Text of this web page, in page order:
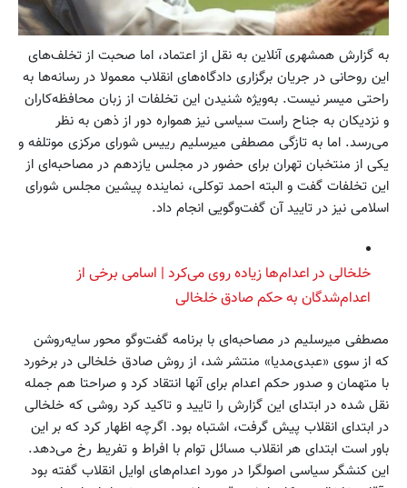
به گزارش همشهری آنلاین به نقل از اعتماد، اما صحبت از تخلف‌های
این روحانی در جریان برگزاری دادگاه‌های انقلاب معمولا در رسانه‌ها به
راحتی میسر نیست. به‌ویژه شنیدن این تخلفات از زبان محافظه‌کاران
و نزدیکان به جناح راست سیاسی نیز همواره دور از ذهن به نظر
می‌رسد. اما به تازگی مصطفی میرسلیم رییس شورای مرکزی موتلفه و
یکی از منتخبان تهران برای حضور در مجلس یازدهم در مصاحبه‌ای از
این تخلفات گفت و البته احمد توکلی، نماینده پیشین مجلس شورای
اسلامی نیز در تایید آن گفت‌وگویی انجام داد.
خلخالی در اعدام‌ها زیاده روی می‌کرد | اسامی برخی از
اعدام‌شدگان به حکم صادق خلخالی
مصطفی میرسلیم در مصاحبه‌ای با برنامه گفت‌وگو محور سایه‌روشن
که از سوی «عبدی‌مدیا» منتشر شد، از روش صادق خلخالی در برخورد
با متهمان و صدور حکم اعدام برای آنها انتقاد کرد و صراحتا هم جمله
نقل شده در ابتدای این گزارش را تایید و تاکید کرد روشی که خلخالی
در ابتدای انقلاب پیش گرفت‌، اشتباه بود. اگرچه اظهار کرد که بر این
باور است ابتدای هر انقلاب مسائل توام با افراط و تفریط رخ می‌دهد.
این کنشگر سیاسی اصولگرا در مورد اعدام‌های اوایل انقلاب گفته ‌بود